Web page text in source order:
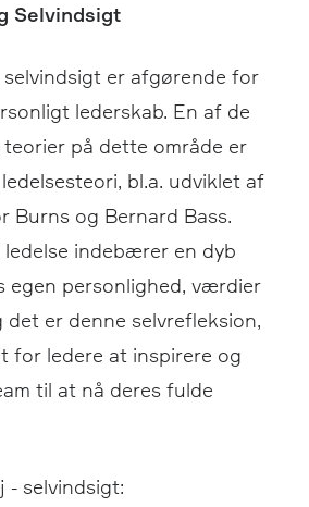
Selvindsigt
er afgørende for
lederskab. En af de
på dette område er
bl.a. udviklet af
Burns og Bernard Bass.
indebærer en dyb
egen personlighed, værdier
er denne selvrefleksion,
for ledere at inspirere og
til at nå deres fulde
selvindsigt: